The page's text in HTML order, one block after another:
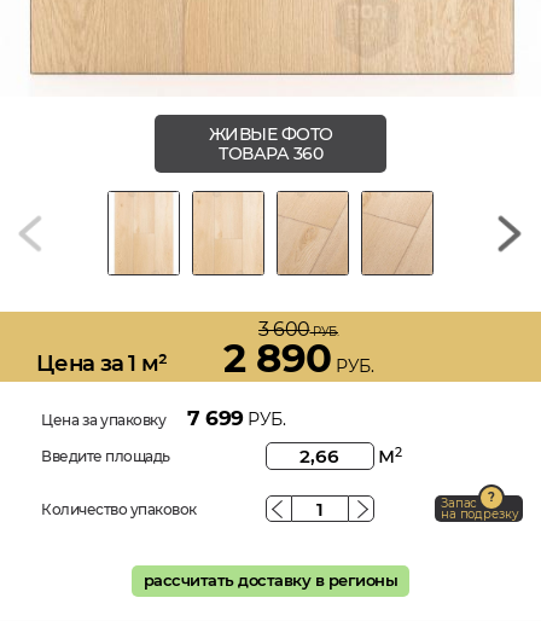
ЖИВЫЕ ФОТО
ТОВАРА 360
Цена за 1 м²
3 600РУБ.
2 890 РУБ.
Цена за упаковку 7 699РУБ.
Введите площадь м2
Количество упаковок Запас
на подрезку
рассчитать доставку в регионы